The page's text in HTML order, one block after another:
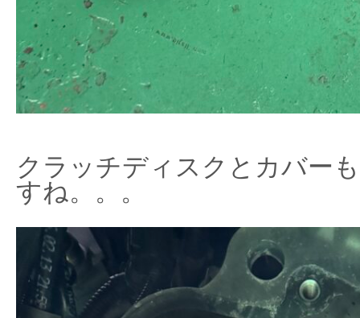
クラッチディスクとカバー
すね。。。